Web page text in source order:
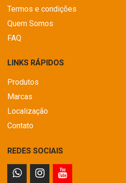
Termos e condições
Quem Somos
FAQ
LINKS RÁPIDOS
Produtos
Marcas
Localização
Contato
REDES SOCIAIS